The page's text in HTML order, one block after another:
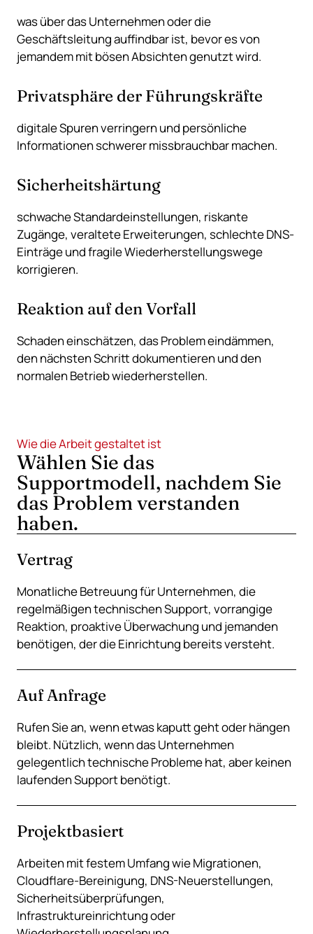
was über das Unternehmen oder die
Geschäftsleitung auffindbar ist, bevor es von
jemandem mit bösen Absichten genutzt wird.
Privatsphäre der Führungskräfte
digitale Spuren verringern und persönliche
Informationen schwerer missbrauchbar machen.
Sicherheitshärtung
schwache Standardeinstellungen, riskante
Zugänge, veraltete Erweiterungen, schlechte DNS-
Einträge und fragile Wiederherstellungswege
korrigieren.
Reaktion auf den Vorfall
Schaden einschätzen, das Problem eindämmen,
den nächsten Schritt dokumentieren und den
normalen Betrieb wiederherstellen.
Wie die Arbeit gestaltet ist
Wählen Sie das
Supportmodell, nachdem Sie
das Problem verstanden
haben.
Vertrag
Monatliche Betreuung für Unternehmen, die
regelmäßigen technischen Support, vorrangige
Reaktion, proaktive Überwachung und jemanden
benötigen, der die Einrichtung bereits versteht.
Auf Anfrage
Rufen Sie an, wenn etwas kaputt geht oder hängen
bleibt. Nützlich, wenn das Unternehmen
gelegentlich technische Probleme hat, aber keinen
laufenden Support benötigt.
Projektbasiert
Arbeiten mit festem Umfang wie Migrationen,
Cloudflare-Bereinigung, DNS-Neuerstellungen,
Sicherheitsüberprüfungen,
Infrastruktureinrichtung oder